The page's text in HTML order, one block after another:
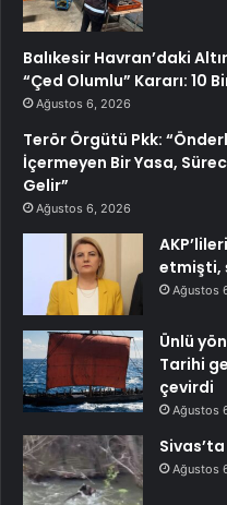
Balıkesir Havran’daki
“Çed Olumlu” Kararı: 10
Ağustos 6, 2026
Terör Örgütü Pkk:
İçermeyen Bir Yasa,
Gelir”
Ağustos 6, 2026
etmişti,
Ağustos
Ünlü
Tarihi
çevirdi
Ağustos
Ağustos